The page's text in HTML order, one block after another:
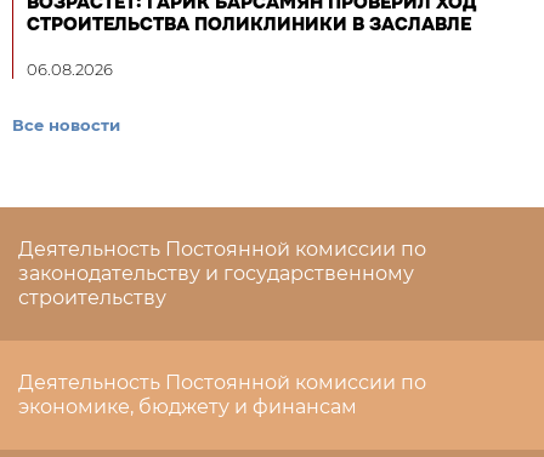
СТРОИТЕЛЬСТВА ПОЛИКЛИНИКИ В ЗАСЛАВЛЕ
06.08.2026
Все новости
Деятельность Постоянной комиссии по
законодательству и государственному
строительству
Деятельность Постоянной комиссии по
экономике, бюджету и финансам